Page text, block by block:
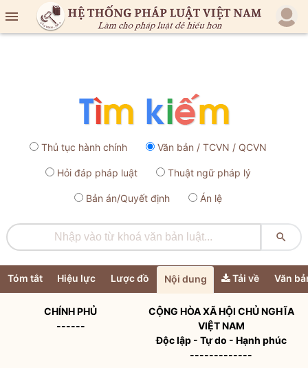

Thủ tục hành chính Văn bản / TCVN / QCVN
Hỏi đáp pháp luật Thuật ngữ pháp lý
Bản án/Quyết định Án lệ

Tóm tắt Hiệu lực Lược đồ Nội dung Tải về Văn
CHÍNH PHỦ
------
CỘNG HÒA XÃ HỘI CHỦ NGHĨA
VIỆT NAM
Độc lập - Tự do - Hạnh phúc
-------------